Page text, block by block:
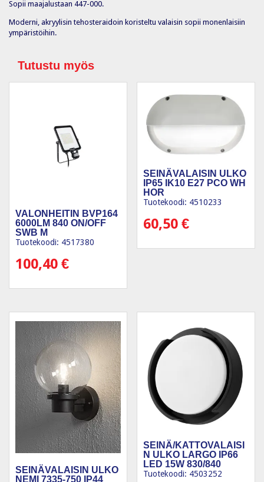
Sopii maajalustaan 447-000.
Moderni, akryylisin tehosteraidoin koristeltu valaisin sopii monenlaisiin
ympäristöihin.
Tutustu myös
VALONHEITIN BVP164
6000LM 840 ON/OFF
SWB M
Tuotekoodi: 4517380
100,40 €
SEINÄVALAISIN ULKO
IP65 IK10 E27 PCO WH
HOR
Tuotekoodi: 4510233
60,50€
SEINÄVALAISIN ULKO
NEMI 7335-750 IP44
SEINÄ/KATTOVALAISI
N ULKO LARGO IP66
LED 15W 830/840
Tuotekoodi: 4503252